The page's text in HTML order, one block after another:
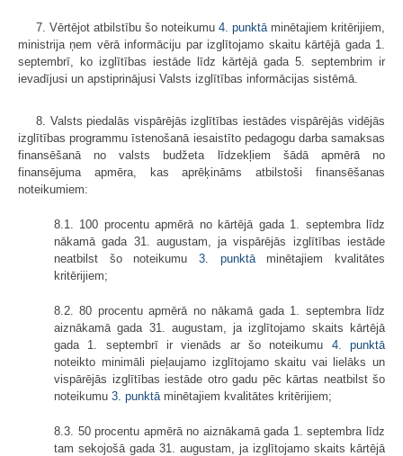
7. Vērtējot atbilstību šo noteikumu 4. punktā minētajiem kritērijiem,
ministrija ņem vērā informāciju par izglītojamo skaitu kārtējā gada 1.
septembrī, ko izglītības iestāde līdz kārtējā gada 5. septembrim ir
ievadījusi un apstiprinājusi Valsts izglītības informācijas sistēmā.
8. Valsts piedalās vispārējās izglītības iestādes vispārējās vidējās
izglītības programmu īstenošanā iesaistīto pedagogu darba samaksas
finansēšanā no valsts budžeta līdzekļiem šādā apmērā no
finansējuma apmēra, kas aprēķināms atbilstoši finansēšanas
noteikumiem:
8.1. 100 procentu apmērā no kārtējā gada 1. septembra līdz
nākamā gada 31. augustam, ja vispārējās izglītības iestāde
neatbilst šo noteikumu 3. punktāminētajiem kvalitātes
kritērijiem;
8.2. 80 procentu apmērā no nākamā gada 1. septembra līdz
aiznākamā gada 31. augustam, ja izglītojamo skaits kārtējā
gada 1. septembrī ir vienāds ar šo noteikumu 4. punktā
noteikto minimāli pieļaujamo izglītojamo skaitu vai lielāks un
vispārējās izglītības iestāde otro gadu pēc kārtas neatbilst šo
noteikumu 3. punktā minētajiem kvalitātes kritērijiem;
8.3. 50 procentu apmērā no aiznākamā gada 1. septembra līdz
tam sekojošā gada 31. augustam, ja izglītojamo skaits kārtējā